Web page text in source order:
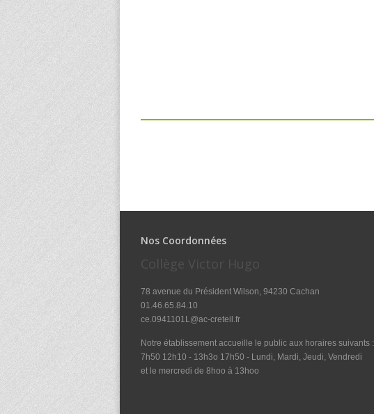
Nos Coordonnées
Collège Victor Hugo
78 avenue du Président Wilson, 94230 Cachan
01.46.65.84.10
ce.0941101L@ac-creteil.fr
Notre établissement accueille le public aux horaires suivants :
7h50 12h10 - 13h3o 17h50 - Lundi, Mardi, Jeudi, Vendredi
et le mercredi de 8hoo à 13hoo